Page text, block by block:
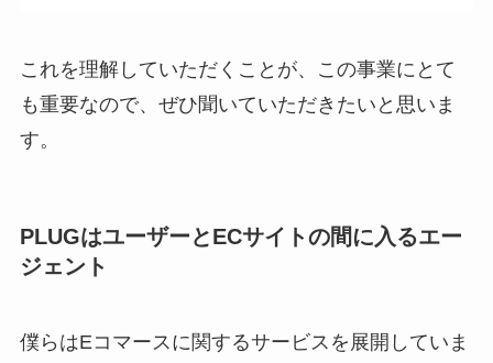
これを理解していただくことが、この事業にとて
も重要なので、ぜひ聞いていただきたいと思いま
す。
PLUGはユーザーとECサイトの間に入るエー
ジェント
僕らはEコマースに関するサービスを展開していま